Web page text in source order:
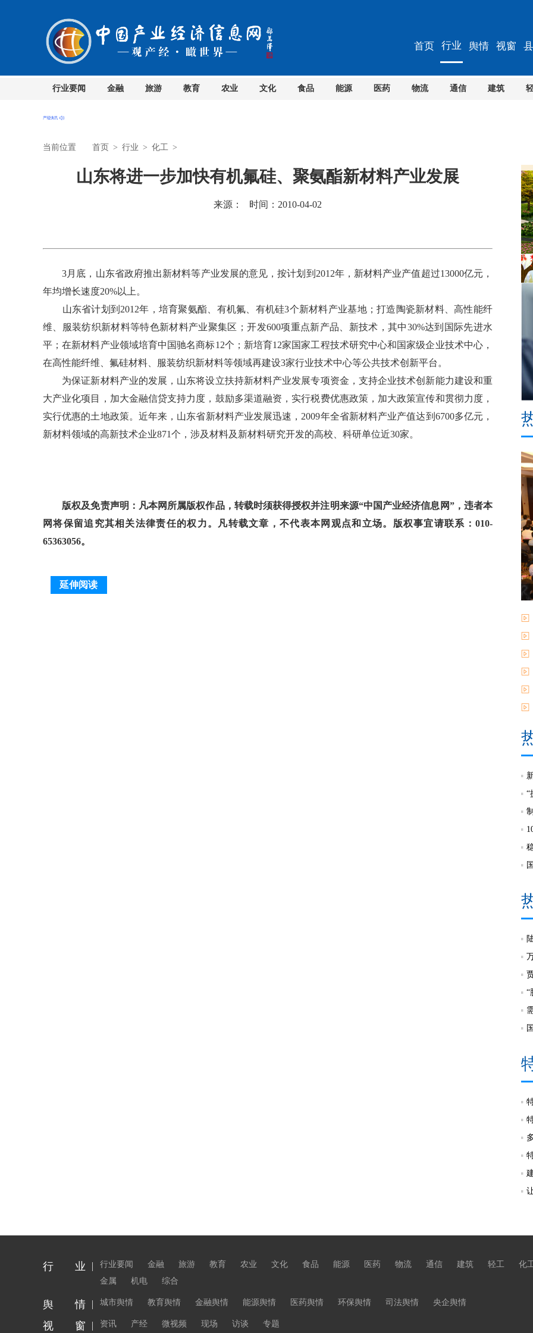
首页 行业
行业要闻 金融 旅游 教育 农业 文化 食品 能源 医药 物流 通信 建筑
舆情 视窗
当前位置 首页 > 行业 > 化工 >
山东将进一步加快有机氟硅、聚氨酯新材料产业发展
来源： 时间：2010-04-02
3月底，山东省政府推出新材料等产业发展的意见，按计划到2012年，新材料产业产值超过13000亿元，
年均增长速度20%以上。
山东省计划到2012年，培育聚氨酯、有机氟、有机硅3个新材料产业基地；打造陶瓷新材料、高性能纤
维、服装纺织新材料等特色新材料产业聚集区；开发600项重点新产品、新技术，其中30%达到国际先进水
平；在新材料产业领域培育中国驰名商标12个；新培育12家国家工程技术研究中心和国家级企业技术中心，
在高性能纤维、氟硅材料、服装纺织新材料等领域再建设3家行业技术中心等公共技术创新平台。
为保证新材料产业的发展，山东将设立扶持新材料产业发展专项资金，支持企业技术创新能力建设和重
大产业化项目，加大金融信贷支持力度，鼓励多渠道融资，实行税费优惠政策，加大政策宣传和贯彻力度，
实行优惠的土地政策。近年来，山东省新材料产业发展迅速，2009年全省新材料产业产值达到6700多亿元，
新材料领域的高新技术企业871个，涉及材料及新材料研究开发的高校、科研单位近30家。
版权及免责声明：凡本网所属版权作品，转载时须获得授权并注明来源“中国产业经济信息网”，违者本
网将保留追究其相关法律责任的权力。凡转载文章，不代表本网观点和立场。版权事宜请联系：010-
65363056。
延伸阅读
“
“
行 业 行业要闻 金融 旅游 教育 农业 文化 食品 能源 医药 物流 通信 建筑 轻工
化
金属
机电 综合
舆 情 城市舆情 教育舆情 金融舆情 能源舆情 医药舆情 环保舆情 司法舆情 央企舆情
视 窗 资讯 产经 微视频 现场 访谈 专题